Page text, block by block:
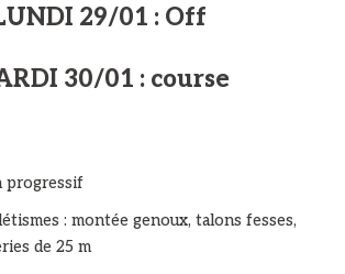
29/01 : Off
30/01 : course
progressif
: montée genoux, talons fesses,
de 25 m